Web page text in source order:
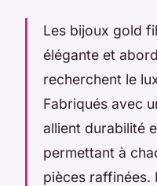
Les bijoux gold
élégante et
recherchent le
Fabriqués avec
allient durabilité
permettant à
pièces raffinées.